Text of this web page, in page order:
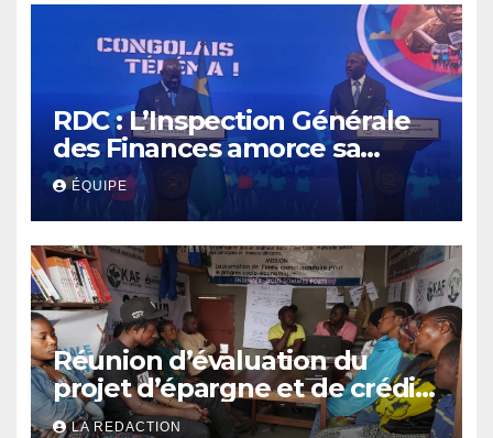
RDC : L’Inspection Générale
des Finances amorce sa
révolution numérique pour
un contrôle permanent des
finances publiques
ÉQUIPE
Réunion d’évaluation du
projet d’épargne et de crédit
de JIRANI MSAADA Asbl : des
LA REDACTION